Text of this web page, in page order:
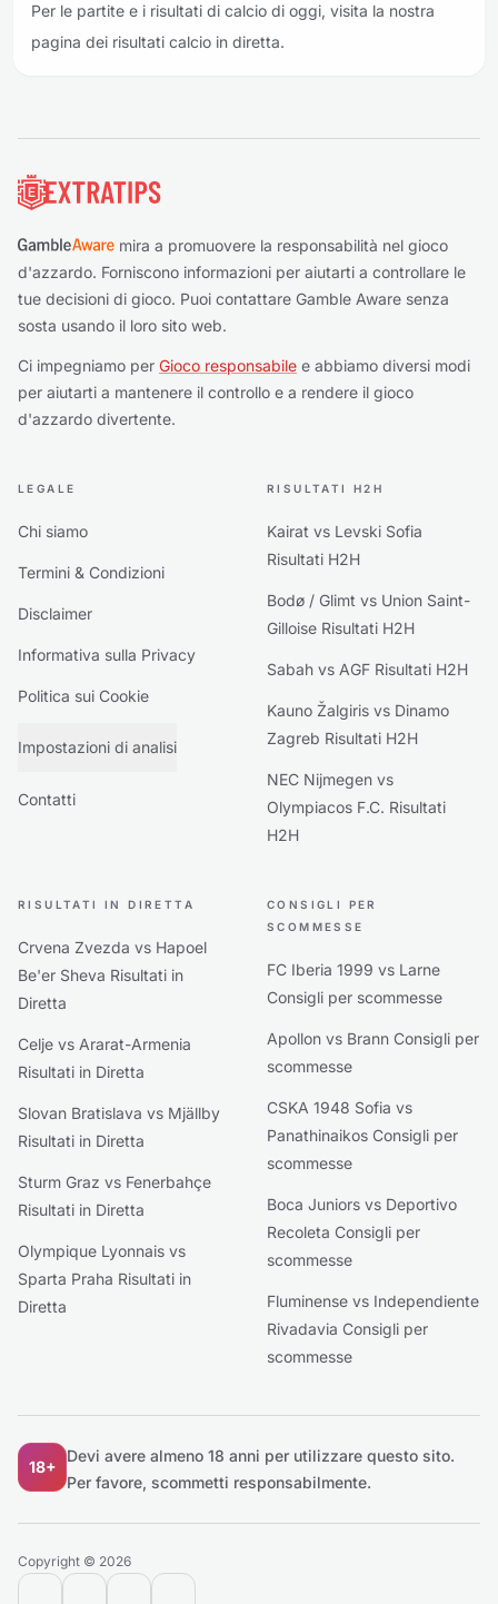
Per le partite e i risultati di calcio di oggi, visita la nostra
pagina dei risultati calcio in diretta.
mira a promuovere la responsabilità nel gioco
d'azzardo. Forniscono informazioni per aiutarti a controllare le
tue decisioni di gioco. Puoi contattare Gamble Aware senza
sosta usando il loro sito web.
Ci impegniamo per Gioco responsabile e abbiamo diversi modi
per aiutarti a mantenere il controllo e a rendere il gioco
d'azzardo divertente.
LEGALE
Chi siamo
Termini & Condizioni
Disclaimer
Informativa sulla Privacy
Politica sui Cookie
Impostazioni di analisi
Contatti
RISULTATI H2H
Kairat vs Levski Sofia
Risultati H2H
Bodø / Glimt vs Union Saint-
Gilloise Risultati H2H
Sabah vs AGF Risultati H2H
Kauno Žalgiris vs Dinamo
Zagreb Risultati H2H
NEC Nijmegen vs
Olympiacos F.C. Risultati
H2H
RISULTATI IN DIRETTA
Crvena Zvezda vs Hapoel
Be'er Sheva Risultati in
Diretta
Celje vs Ararat-Armenia
Risultati in Diretta
Slovan Bratislava vs Mjällby
Risultati in Diretta
Sturm Graz vs Fenerbahçe
Risultati in Diretta
Olympique Lyonnais vs
Sparta Praha Risultati in
Diretta
CONSIGLI PER
SCOMMESSE
FC Iberia 1999 vs Larne
Consigli per scommesse
Apollon vs Brann Consigli per
scommesse
CSKA 1948 Sofia vs
Panathinaikos Consigli per
scommesse
Boca Juniors vs Deportivo
Recoleta Consigli per
scommesse
Fluminense vs Independiente
Rivadavia Consigli per
scommesse
18+
Devi avere almeno 18 anni per utilizzare questo sito.
Per favore, scommetti responsabilmente.
Copyright © 2026